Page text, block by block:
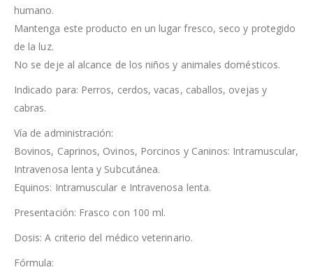
humano.
Mantenga este producto en un lugar fresco, seco y protegido
de la luz.
No se deje al alcance de los niños y animales domésticos.
Indicado para: Perros, cerdos, vacas, caballos, ovejas y
cabras.
Vía de administración:
Bovinos, Caprinos, Ovinos, Porcinos y Caninos: Intramuscular,
Intravenosa lenta y Subcutánea.
Equinos: Intramuscular e Intravenosa lenta.
Presentación: Frasco con 100 ml.
Dosis: A criterio del médico veterinario.
Fórmula: